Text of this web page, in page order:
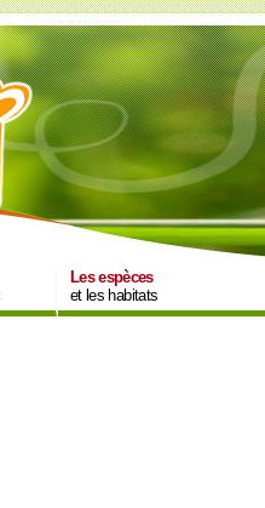
Les espèces
et les habitats